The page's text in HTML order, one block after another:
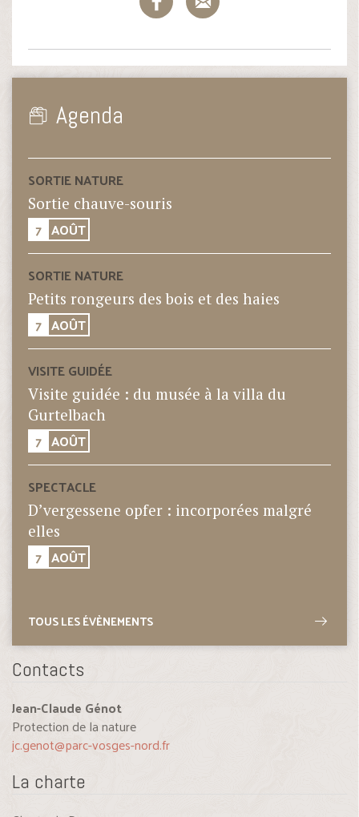
Agenda
SORTIE NATURE
Sortie chauve-souris
7 AOÛT
SORTIE NATURE
Petits rongeurs des bois et des haies
7 AOÛT
VISITE GUIDÉE
Visite guidée : du musée à la villa du
Gurtelbach
7 AOÛT
SPECTACLE
D’vergessene opfer : incorporées malgré
elles
7 AOÛT
TOUS LES ÉVÈNEMENTS
Contacts
Jean-Claude Génot
Protection de la nature
jc.genot@parc-vosges-nord.fr
La charte